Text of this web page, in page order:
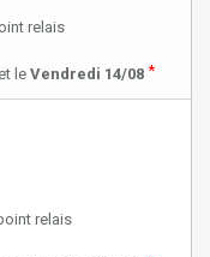
relais
le Vendredi 14/08 *
relais